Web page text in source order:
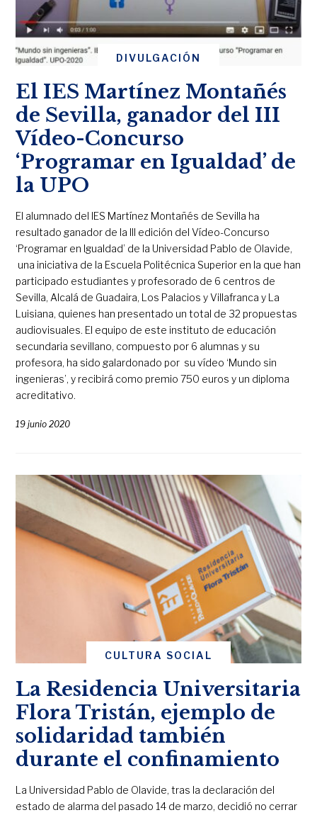
DIVULGACIÓN
El IES Martínez Montañés
de Sevilla, ganador del III
Vídeo-Concurso
‘Programar en Igualdad’ de
la UPO
El alumnado del IES Martínez Montañés de Sevilla ha
resultado ganador de la III edición del Vídeo-Concurso
‘Programar en Igualdad’ de la Universidad Pablo de Olavide,
una iniciativa de la Escuela Politécnica Superior en la que han
participado estudiantes y profesorado de 6 centros de
Sevilla, Alcalá de Guadaira, Los Palacios y Villafranca y La
Luisiana, quienes han presentado un total de 32 propuestas
audiovisuales. El equipo de este instituto de educación
secundaria sevillano, compuesto por 6 alumnas y su
profesora, ha sido galardonado por su vídeo ‘Mundo sin
ingenieras’, y recibirá como premio 750 euros y un diploma
acreditativo.
19 junio 2020
CULTURA SOCIAL
La Residencia Universitaria
Flora Tristán, ejemplo de
solidaridad también
durante el confinamiento
La Universidad Pablo de Olavide, tras la declaración del
estado de alarma del pasado 14 de marzo, decidió no cerrar